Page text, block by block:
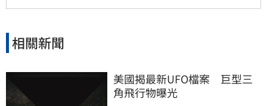
相關新聞
美國揭最新UFO檔案　巨型三
角飛行物曝光